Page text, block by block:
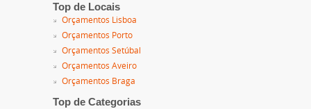
Top de Locais
Orçamentos Lisboa
Orçamentos Porto
Orçamentos Setúbal
Orçamentos Aveiro
Orçamentos Braga
Top de Categorias